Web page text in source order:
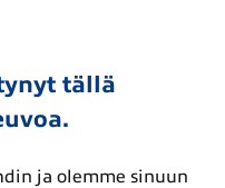
tällä
ja olemme sinuun